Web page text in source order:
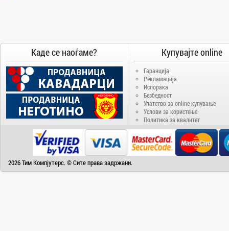
Каде се наоѓаме? Купувајте online
Гаранција
Рекламација
Испорака
Безбедност
Упатство за online купување
Услови за користење
Политика за квалитет
2026 Тим Компјутерс. © Сите права задржани.